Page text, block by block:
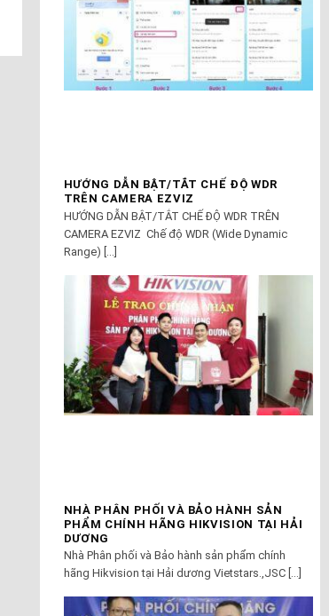
HƯỚNG DẪN BẬT/TẮT CHẾ ĐỘ WDR
TRÊN CAMERA EZVIZ
HƯỚNG DẪN BẬT/TẮT CHẾ ĐỘ WDR TRÊN
CAMERA EZVIZ Chế độ WDR (Wide Dynamic
Range) [...]
NHÀ PHÂN PHỐI VÀ BẢO HÀNH SẢN
PHẨM CHÍNH HÃNG HIKVISION TẠI HẢI
DƯƠNG
Nhà Phân phối và Bảo hành sản phẩm chính
hãng Hikvision tại Hải dương Vietstars.,JSC [...]